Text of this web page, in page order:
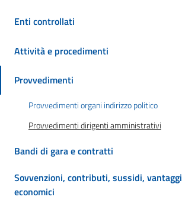
Enti controllati
Attività e procedimenti
Provvedimenti
Provvedimenti organi indirizzo politico
Provvedimenti dirigenti amministrativi
Bandi di gara e contratti
Sovvenzioni, contributi, sussidi, vantaggi
economici